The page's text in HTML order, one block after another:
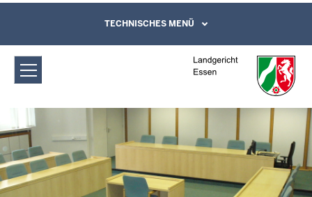
Landgericht Essen: Sitzungstermine
Direkt zum Inhalt
Leichte Sprache, Gebärdensprachenvideo
und Kontaktformular
TECHNISCHES MENÜ